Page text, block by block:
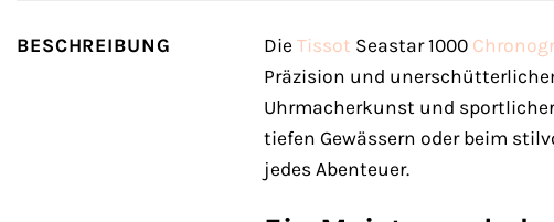
BESCHREIBUNG Die Tissot Seastar 1000
Präzision und
Uhrmacherkunst und
tiefen Gewässern oder beim
jedes Abenteuer.